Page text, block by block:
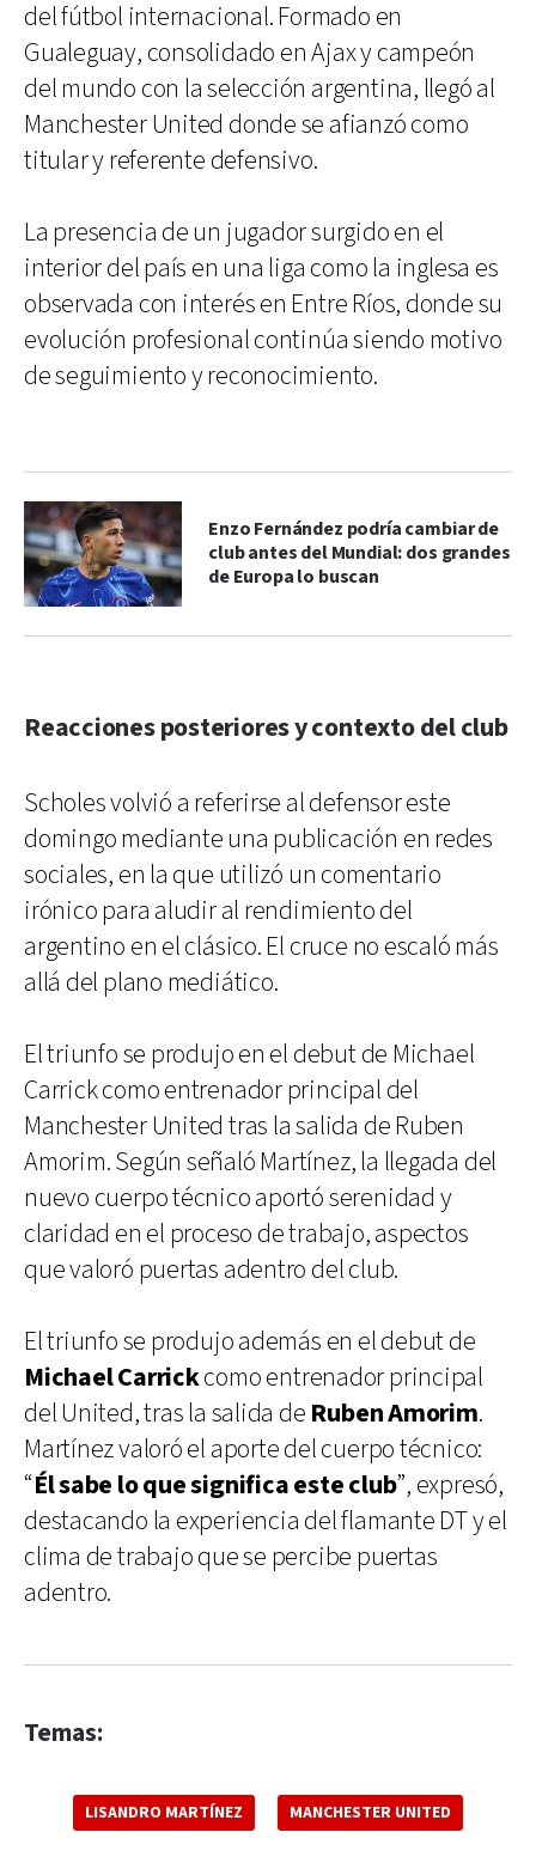
del fútbol internacional. Formado en
Gualeguay, consolidado en Ajax y campeón
del mundo con la selección argentina, llegó al
Manchester United donde se afianzó como
titular y referente defensivo.
La presencia de un jugador surgido en el
interior del país en una liga como la inglesa es
observada con interés en Entre Ríos, donde su
evolución profesional continúa siendo motivo
de seguimiento y reconocimiento.
Enzo Fernández podría cambiar de
club antes del Mundial: dos grandes
de Europa lo buscan
Reacciones posteriores y contexto del club
Scholes volvió a referirse al defensor este
domingo mediante una publicación en redes
sociales, en la que utilizó un comentario
irónico para aludir al rendimiento del
argentino en el clásico. El cruce no escaló más
allá del plano mediático.
El triunfo se produjo en el debut de Michael
Carrick como entrenador principal del
Manchester United tras la salida de Ruben
Amorim. Según señaló Martínez, la llegada del
nuevo cuerpo técnico aportó serenidad y
claridad en el proceso de trabajo, aspectos
que valoró puertas adentro del club.
El triunfo se produjo además en el debut de
Michael Carrickcomo entrenador principal
del United, tras la salida de Ruben Amorim.
Martínez valoró el aporte del cuerpo técnico:
“Él sabe lo que significa este club”, expresó,
destacando la experiencia del flamante DT y el
clima de trabajo que se percibe puertas
adentro.
Temas:
LISANDRO MARTÍNEZ MANCHESTER UNITED